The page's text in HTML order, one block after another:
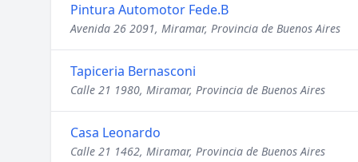
Pintura Automotor Fede.B
Avenida 26 2091, Miramar, Provincia de Buenos Aires
Tapiceria Bernasconi
Calle 21 1980, Miramar, Provincia de Buenos Aires
Casa Leonardo
Calle 21 1462, Miramar, Provincia de Buenos Aires